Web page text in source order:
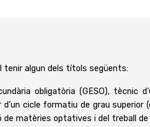
tenir algun dels títols següents:
obligatòria (GESO), tècnic
cicle formatiu de grau superior
de matèries optatives i del treball de